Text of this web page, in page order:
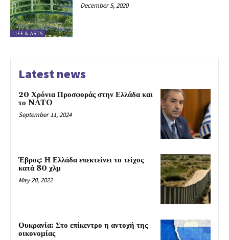
LIFE & ARTS
December 5, 2020
Latest news
20 Χρόνια Προσφοράς στην Ελλάδα και
το NATO
September 11, 2024
Έβρος: Η Ελλάδα επεκτείνει το τείχος
κατά 80 χλμ
May 20, 2022
Ουκρανία: Στο επίκεντρο η αντοχή της
οικονομίας